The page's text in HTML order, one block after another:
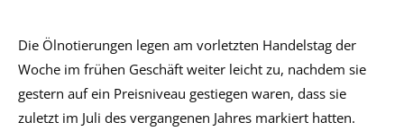
Die Ölnotierungen legen am vorletzten Handelstag der
Woche im frühen Geschäft weiter leicht zu, nachdem sie
gestern auf ein Preisniveau gestiegen waren, dass sie
zuletzt im Juli des vergangenen Jahres markiert hatten.